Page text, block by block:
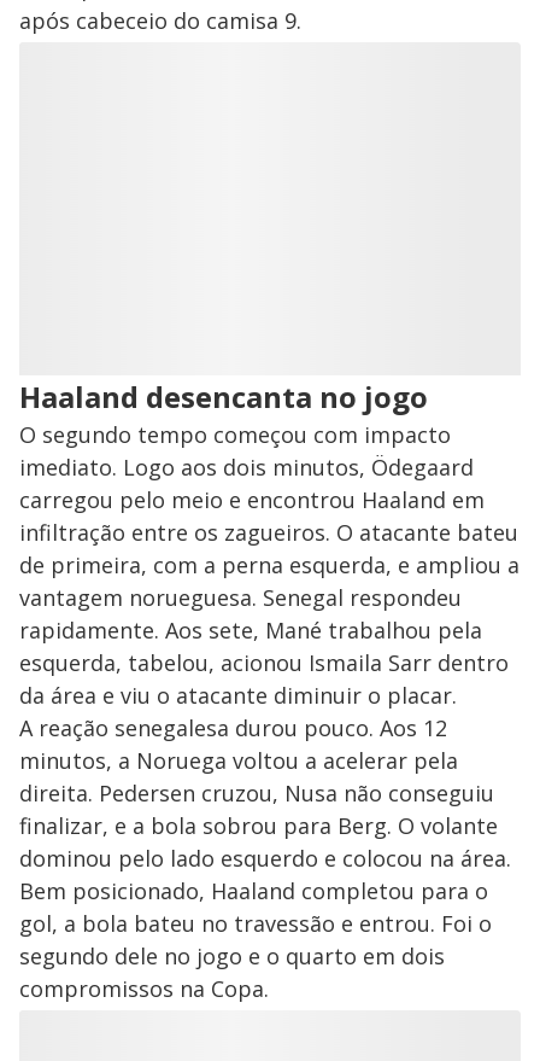
após cabeceio do camisa 9.
Haaland desencanta no jogo
O segundo tempo começou com impacto
imediato. Logo aos dois minutos, Ödegaard
carregou pelo meio e encontrou Haaland em
infiltração entre os zagueiros. O atacante bateu
de primeira, com a perna esquerda, e ampliou a
vantagem norueguesa. Senegal respondeu
rapidamente. Aos sete, Mané trabalhou pela
esquerda, tabelou, acionou Ismaila Sarr dentro
da área e viu o atacante diminuir o placar.
A reação senegalesa durou pouco. Aos 12
minutos, a Noruega voltou a acelerar pela
direita. Pedersen cruzou, Nusa não conseguiu
finalizar, e a bola sobrou para Berg. O volante
dominou pelo lado esquerdo e colocou na área.
Bem posicionado, Haaland completou para o
gol, a bola bateu no travessão e entrou. Foi o
segundo dele no jogo e o quarto em dois
compromissos na Copa.